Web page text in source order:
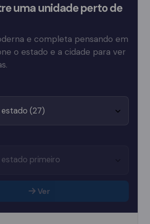
uma unidade perto de
e completa pensando em
o estado e a cidade para ver
Ver